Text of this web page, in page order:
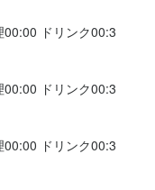
ドリンク00:3
ドリンク00:3
ドリンク00:3
5分以内)
ニコニコ
5分以内)
ニコニコ
第二新卒歓迎